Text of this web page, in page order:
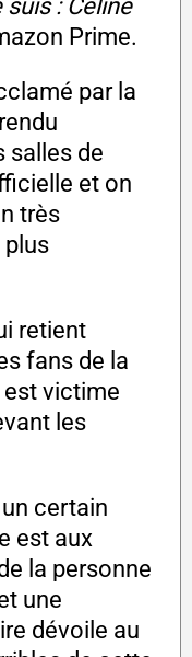
suis : Céline
Prime.
par la
salles de
et on
très
retient
fans de la
victime
les
certain
est aux
la personne
une
dévoile au